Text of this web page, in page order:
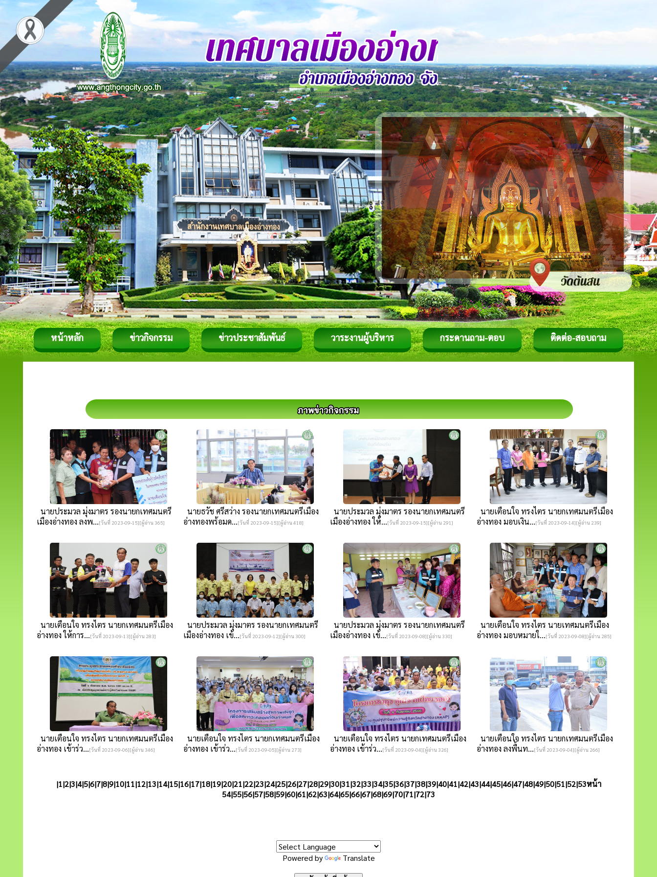
หน้าหลัก ข่าวกิจกรรม ข่าวประชาสัมพันธ์ วาระงานผู้บริหาร กระดานถาม-ตอบ ติดต่อ-สอบถาม
นายประมวล มุ่งมาตร รองนายกเทศมนตรี
เมืองอ่างทอง ลงพ...[วันที่ 2023-09-15][ผู้อ่าน 365]
นายธวัช ศรีสว่าง รองนายกเทศมนตรีเมือง
อ่างทองพร้อมด...[วันที่ 2023-09-15][ผู้อ่าน 418]
นายประมวล มุ่งมาตร รองนายกเทศมนตรี
เมืองอ่างทอง ให้...[วันที่ 2023-09-15][ผู้อ่าน 291]
นายเตือนใจ ทรงไตร นายกเทศมนตรีเมือง
อ่างทอง มอบเงิน...[วันที่ 2023-09-14][ผู้อ่าน 239]
นายเตือนใจ ทรงไตร นายกเทศมนตรีเมือง
อ่างทอง ให้การ...[วันที่ 2023-09-13][ผู้อ่าน 283]
นายประมวล มุ่งมาตร รองนายกเทศมนตรี
เมืองอ่างทอง เข้...[วันที่ 2023-09-12][ผู้อ่าน 300]
นายประมวล มุ่งมาตร รองนายกเทศมนตรี
เมืองอ่างทอง เข้...[วันที่ 2023-09-08][ผู้อ่าน 330]
นายเตือนใจ ทรงไตร นายเทศมนตรีเมือง
อ่างทอง มอบหมายใ...[วันที่ 2023-09-08][ผู้อ่าน 285]
นายเตือนใจ ทรงไตร นายกเทศมนตรีเมือง
อ่างทอง เข้าร่ว...[วันที่ 2023-09-06][ผู้อ่าน 346]
นายเตือนใจ ทรงไตร นายกเทศมนตรีเมือง
อ่างทอง เข้าร่ว...[วันที่ 2023-09-05][ผู้อ่าน 273]
นายเตือนใจ ทรงไตร นายกเทศมนตรีเมือง
อ่างทอง เข้าร่ว...[วันที่ 2023-09-04][ผู้อ่าน 326]
นายเตือนใจ ทรงไตร นายกเทศมนตรีเมือง
อ่างทอง ลงพื้นท...[วันที่ 2023-09-04][ผู้อ่าน 266]
|1|2|3|4|5|6|7|8|9|10|11|12|13|14|15|16|17|18|19|20|21|22|23|24|25|26|27|28|29|30|31|32|33|34|35|36|37|38|39|40|41|42|43|44|45|46|47|48|49|50|51|52|53หน้า
54|55|56|57|58|59|60|61|62|63|64|65|66|67|68|69|70|71|72|73
Powered by Translate